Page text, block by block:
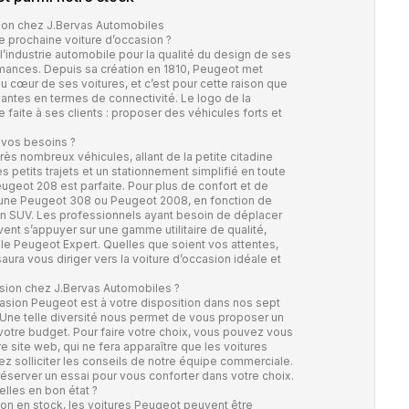
chez J.Bervas Automobiles
voiture d’occasion ?
automobile pour la qualité du design de ses
Depuis sa création en 1810, Peugeot met
cœur de ses voitures, et c’est pour cette raison que
en termes de connectivité. Le logo de la
faite à ses clients : proposer des véhicules forts et
besoins ?
nombreux véhicules, allant de la petite citadine
petits trajets et un stationnement simplifié en toute
208 est parfaite. Pour plus de confort et de
Peugeot 308 ou Peugeot 2008, en fonction de
SUV. Les professionnels ayant besoin de déplacer
s’appuyer sur une gamme utilitaire de qualité,
Peugeot Expert. Quelles que soient vos attentes,
vous diriger vers la voiture d’occasion idéale et
chez J.Bervas Automobiles ?
Peugeot est à votre disposition dans nos sept
telle diversité nous permet de vous proposer un
budget. Pour faire votre choix, vous pouvez vous
site web, qui ne fera apparaître que les voitures
solliciter les conseils de notre équipe commerciale.
un essai pour vous conforter dans votre choix.
en bon état ?
en stock, les voitures Peugeot peuvent être